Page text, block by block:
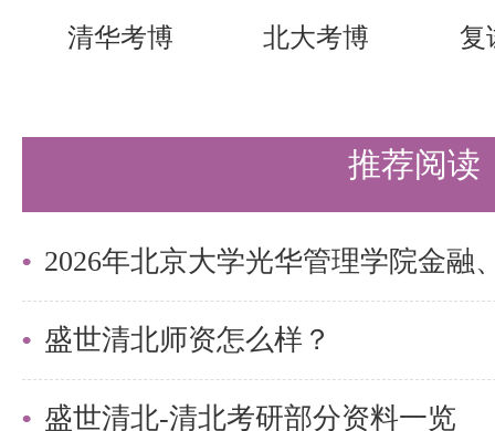
清华考博 北大考博 复
推荐阅读
盛世清北师资怎么样？
盛世清北-清北考研部分资料一览